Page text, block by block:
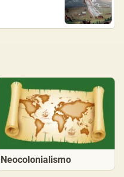
Neocolonialismo